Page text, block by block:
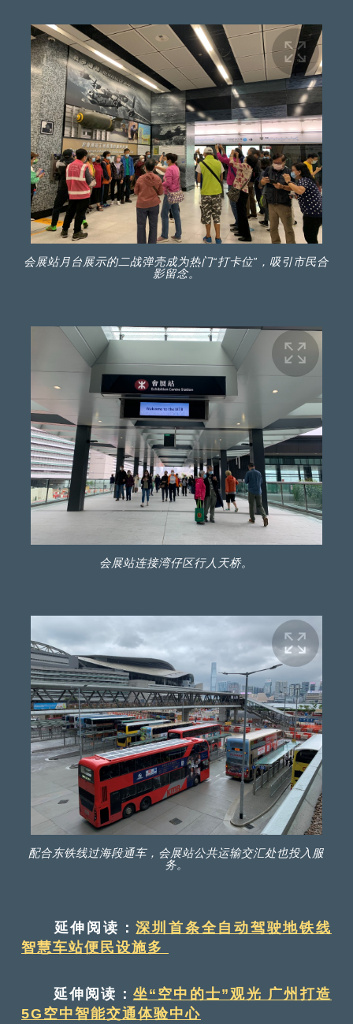
会展站月台展示的二战弹壳成为热门“打卡位”，吸引市民合
影留念。
会展站连接湾仔区行人天桥。
配合东铁线过海段通车，会展站公共运输交汇处也投入服
务。
延伸阅读：深圳首条全自动驾驶地铁线
智慧车站便民设施多
延伸阅读： 坐“空中的士”观光 广州打造
5G空中智能交通体验中心